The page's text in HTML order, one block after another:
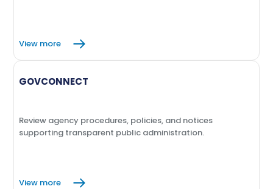
View more
GOVCONNECT
Review agency procedures, policies, and notices
supporting transparent public administration.
View more